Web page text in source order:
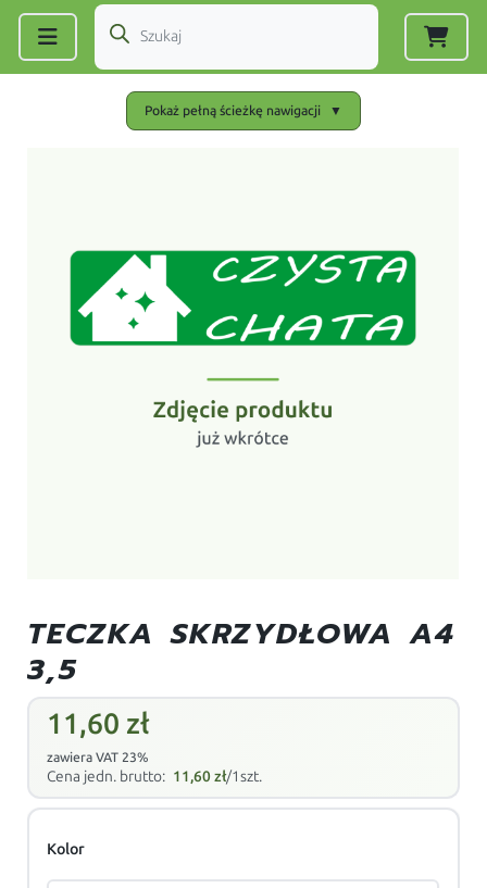
Pokaż pełną ścieżkę nawigacji ▼
TECZKA SKRZYDŁOWA A4
3,5
11,60 zł
zawiera VAT 23%
Cena jedn. brutto: 11,60zł/1szt.
Kolor